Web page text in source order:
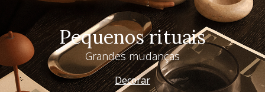
Pequenos rituais
Grandes mudanças
Decorar